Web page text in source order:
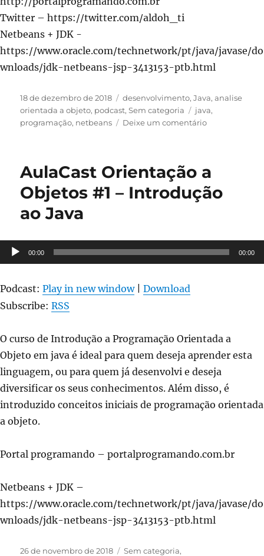
Twitter – https://twitter.com/aldoh_ti
Netbeans + JDK -
https://www.oracle.com/technetwork/pt/java/javase/do
wnloads/jdk-netbeans-jsp-3413153-ptb.html
Publicado
em
18 de dezembro de 2018 Categorias
desenvolvimento,Java,analise
orientada a objeto, podcast,Sem categoria Tags
java,
programação, netbeans Deixe um comentárioem
Objetos
–
java
AulaCast Orientação a
Objetos #1 – Introdução
ao Java
Tocador
de
00:00 00:00
Podcast: Play in new window| Download
Subscribe: RSS
O curso de Introdução a Programação Orientada a
Objeto em java é ideal para quem deseja aprender esta
linguagem, ou para quem já desenvolvi e deseja
diversificar os seus conhecimentos. Além disso, é
introduzido conceitos iniciais de programação orientada
a objeto.
Portal programando – portalprogramando.com.br
Netbeans + JDK –
https://www.oracle.com/technetwork/pt/java/javase/do
wnloads/jdk-netbeans-jsp-3413153-ptb.html
Publicado
26 de novembro de 2018 Categorias
Sem categoria,